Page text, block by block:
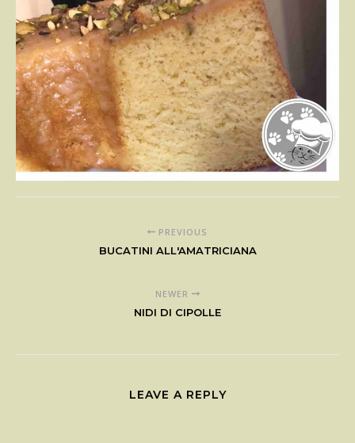
PREVIOUS
BUCATINI ALL'AMATRICIANA
NEWER
NIDI DI CIPOLLE
LEAVE A REPLY